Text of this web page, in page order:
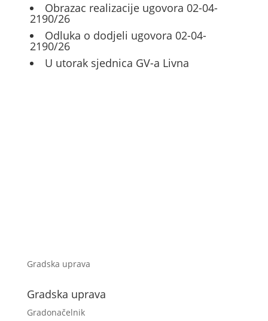
Obrazac realizacije ugovora 02-04-
2190/26
Odluka o dodjeli ugovora 02-04-
2190/26
U utorak sjednica GV-a Livna
Gradska uprava
Gradska uprava
Gradonačelnik